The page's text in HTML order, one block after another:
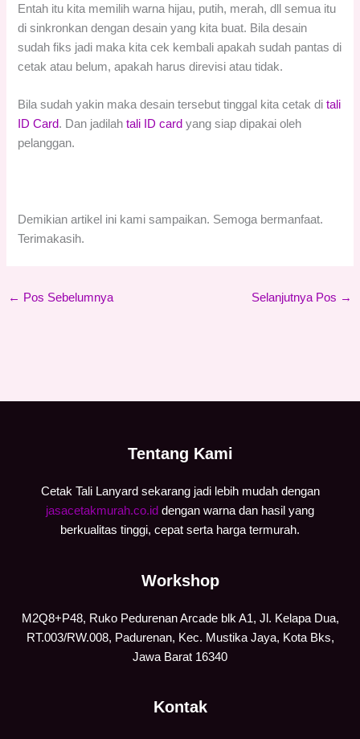
Entah itu kita memilih warna hijau, putih, merah, dll semua itu
di sinkronkan dengan desain yang kita buat. Bila desain
sudah fiks jadi maka kita cek kembali apakah sudah pantas di
cetak atau belum, apakah harus direvisi atau tidak.
Bila sudah yakin maka desain tersebut tinggal kita cetak ditali
ID Card. Dan jadilahtali ID card yang siap dipakai oleh
pelanggan.
Demikian artikel ini kami sampaikan. Semoga bermanfaat.
Terimakasih.
← Pos Sebelumnya Selanjutnya Pos →
Tentang Kami
Cetak Tali Lanyard sekarang jadi lebih mudah dengan
jasacetakmurah.co.id dengan warna dan hasil yang
berkualitas tinggi, cepat serta harga termurah.
Workshop
M2Q8+P48, Ruko Pedurenan Arcade blk A1, Jl. Kelapa Dua,
RT.003/RW.008, Padurenan, Kec. Mustika Jaya, Kota Bks,
Jawa Barat 16340
Kontak